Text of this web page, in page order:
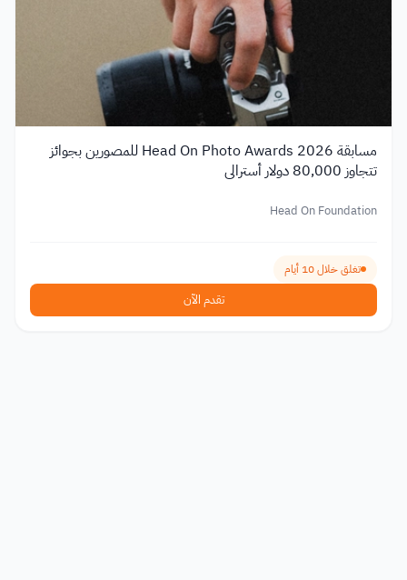
مسابقة Head On Photo Awards 2026 للمصورين بجوائز
تتجاوز 80,000 دولار أسترالي
Head On Foundation
تغلق خلال 10 أيام
تقدم الآن